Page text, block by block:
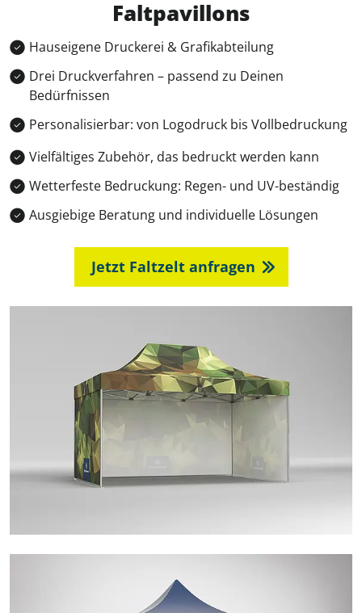
Faltpavillons
Hauseigene Druckerei & Grafikabteilung
Drei Druckverfahren – passend zu Deinen
Bedürfnissen
Personalisierbar: von Logodruck bis Vollbedruckung
Vielfältiges Zubehör, das bedruckt werden kann
Wetterfeste Bedruckung: Regen- und UV-beständig
Ausgiebige Beratung und individuelle Lösungen
Jetzt Faltzelt anfragen